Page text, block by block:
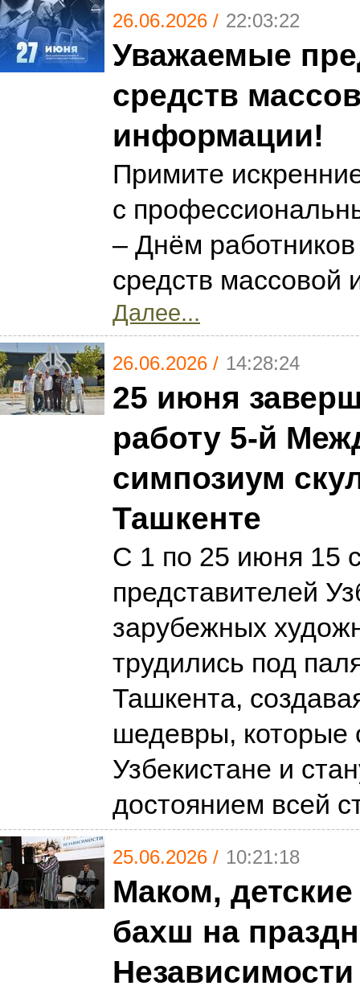
26.06.2026 / 22:03:22
Уважаемые
средств
информации!
Примите
с
– Днём работников
средств
Далее...
26.06.2026 / 14:28:24
25 июня
работу 5-й
симпозиум
Ташкенте
С 1 по 25 июня 15
представителей
зарубежных
трудились под
Ташкента,
шедевры, которые
Узбекистане и
достоянием всей
25.06.2026 / 10:21:18
Маком,
бахш на